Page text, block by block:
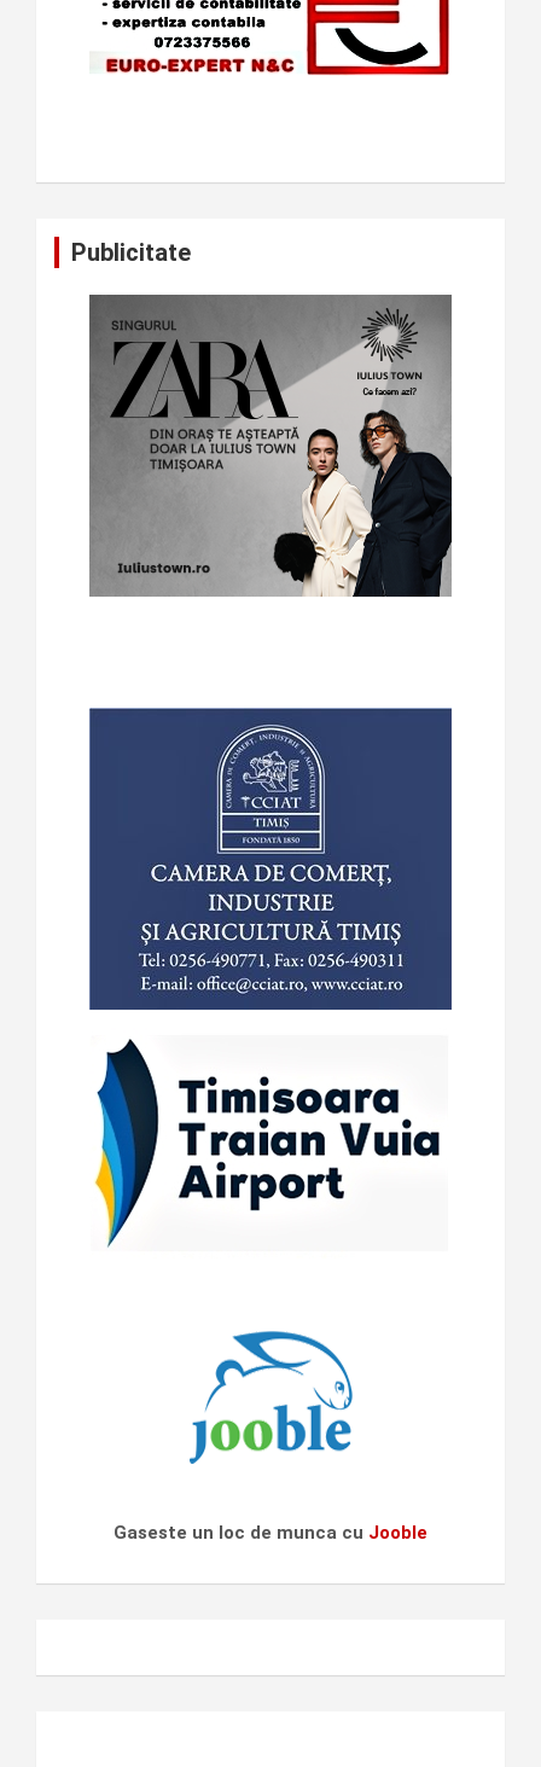
Publicitate
Gaseste un loc de munca cu Jooble